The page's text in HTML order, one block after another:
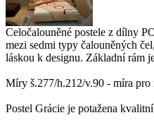
Celočalouněné postele z dílny
mezi sedmi typy čalouněných
láskou k designu. Základní rám
Míry š.277/h.212/v.90 - míra pro
Postel Grácie je potažena